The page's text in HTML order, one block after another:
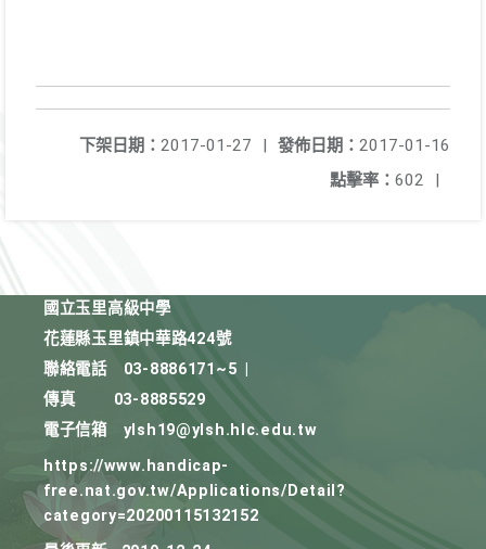
發佈日期： 2017-01-16
下架日期： 2017-01-27
|
點擊率： 602 |
國立玉里高級中學
花蓮縣玉里鎮中華路424號
聯絡電話
03-8886171~5
傳真
03-8885529
電子信箱
ylsh19@ylsh.hlc.edu.tw
https://www.handicap-
free.nat.gov.tw/Applications/Detail?
category=20200115132152